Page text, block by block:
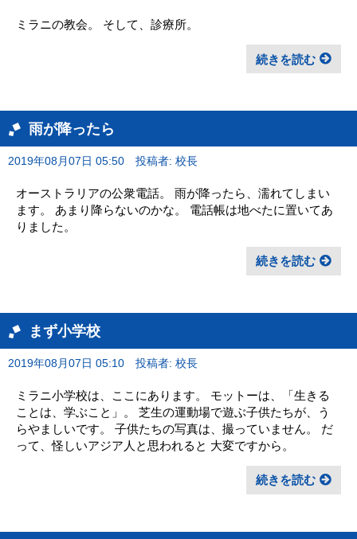
ミラニの教会。 そして、診療所。
続きを読む
雨が降ったら
2019年08月07日 05:50 投稿者: 校長
オーストラリアの公衆電話。 雨が降ったら、濡れてしまい
ます。 あまり降らないのかな。 電話帳は地べたに置いてあ
りました。
続きを読む
まず小学校
2019年08月07日 05:10 投稿者: 校長
ミラニ小学校は、ここにあります。 モットーは、「生きる
ことは、学ぶこと」。 芝生の運動場で遊ぶ子供たちが、う
らやましいです。 子供たちの写真は、撮っていません。 だ
って、怪しいアジア人と思われると 大変ですから。
続きを読む